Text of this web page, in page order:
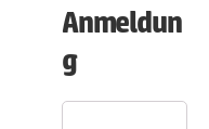
Anmeldun
g